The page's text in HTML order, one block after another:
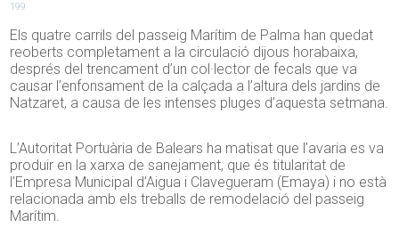
199
Els quatre carrils del passeig Marítim de Palma han quedat
reoberts completament a la circulació dijous horabaixa,
després del trencament d’un col·lector de fecals que va
causar l’enfonsament de la calçada a l’altura dels jardins de
Natzaret, a causa de les intenses pluges d’aquesta setmana.
L’Autoritat Portuària de Balears ha matisat que l’avaria es va
produir en la xarxa de sanejament, que és titularitat de
l’Empresa Municipal d’Aigua i Clavegueram (Emaya) i no està
relacionada amb els treballs de remodelació del passeig
Marítim.